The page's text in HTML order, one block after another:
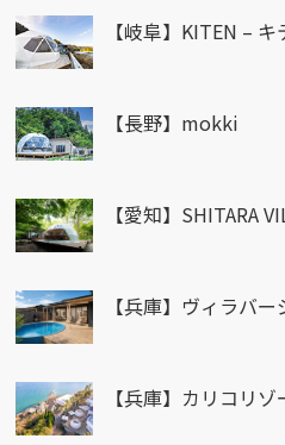
【岐阜】KITEN – キ
【長野】mokki
【愛知】SHITARA
【兵庫】ヴィラバ
【兵庫】カリコリ